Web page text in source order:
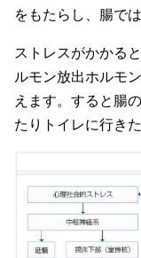
をもたらし、腸で
ストレスがかかる
ルモン放出ホルモ
えます。すると腸
たりトイレに行き